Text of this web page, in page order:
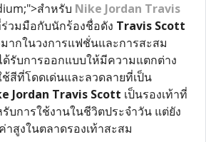
สำหรับ Nike Jordan Travis
วมมือกับนักร้องชื่อดัง Travis Scott
ากในวงการแฟชั่นและการสะสม
ด้รับการออกแบบให้มีความแตกต่าง
สีที่โดดเด่นและลวดลายที่เป็น
Jordan Travis Scott เป็นรองเท้าที่
บการใช้งานในชีวิตประจำวัน แต่ยัง
สูงในตลาดรองเท้าสะสม